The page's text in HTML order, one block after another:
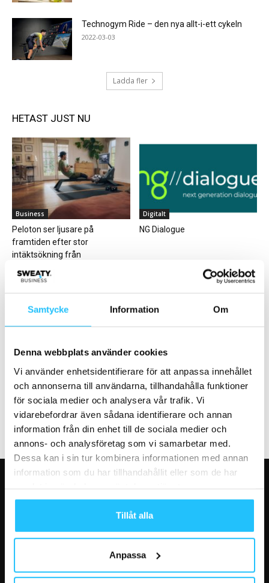
Samtycke Information Om
Denna webbplats använder cookies
Vi använder enhetsidentifierare för att anpassa innehållet
och annonserna till användarna, tillhandahålla funktioner
för sociala medier och analysera vår trafik. Vi
vidarebefordrar även sådana identifierare och annan
information från din enhet till de sociala medier och
annons- och analysföretag som vi samarbetar med.
Dessa kan i sin tur kombinera informationen med annan
information som du har tillhandahållit eller som de har
Tillåt alla
Anpassa
Technogym Ride – den nya allt-i-ett cykeln
2022-03-03
Ladda fler
HETAST JUST NU
Business
Peloton ser ljusare på
framtiden efter stor
intäktsökning från
Digitalt
NG Dialogue
Business
ANGELES & SAN DIEGO – 17-
21...
Gym
Premiär för Eleiko Outlet – 18
juni!
VÅRA FAVORITER
Nike satsar på hybridträning när Hyrox formar
2026-08-07
AI kommer aldrig kunna ersätta en frukost